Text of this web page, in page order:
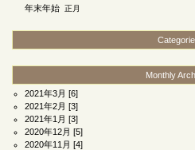
年末年始 正月
Monthly
2021年3月 [6]
2021年2月 [3]
2021年1月 [3]
2020年12月 [5]
2020年11月 [4]